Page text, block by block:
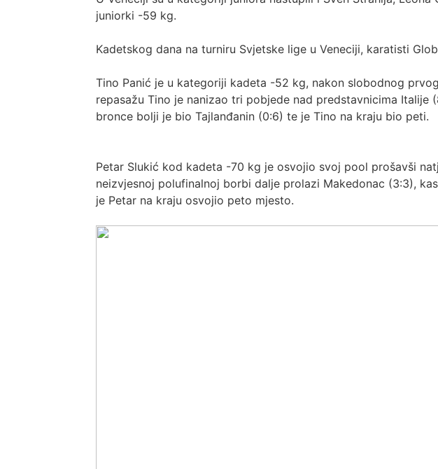
juniorki -59 kg.
Kadetskog dana na turniru Svjetske lige u Veneciji, karatisti
Tino Panić je u kategoriji kadeta -52 kg, nakon slobodnog
repasažu Tino je nanizao tri pobjede nad predstavnicima
bronce bolji je bio Tajlanđanin (0:6) te je Tino na kraju bio peti.
Petar Slukić kod kadeta -70 kg je osvojio svoj pool prošavši
neizvjesnoj polufinalnoj borbi dalje prolazi Makedonac (3:3),
je Petar na kraju osvojio peto mjesto.